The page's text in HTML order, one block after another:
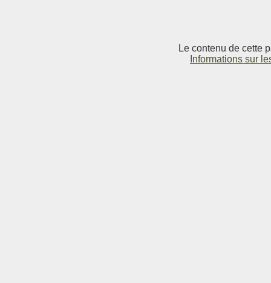
Le contenu de cette
Informations sur